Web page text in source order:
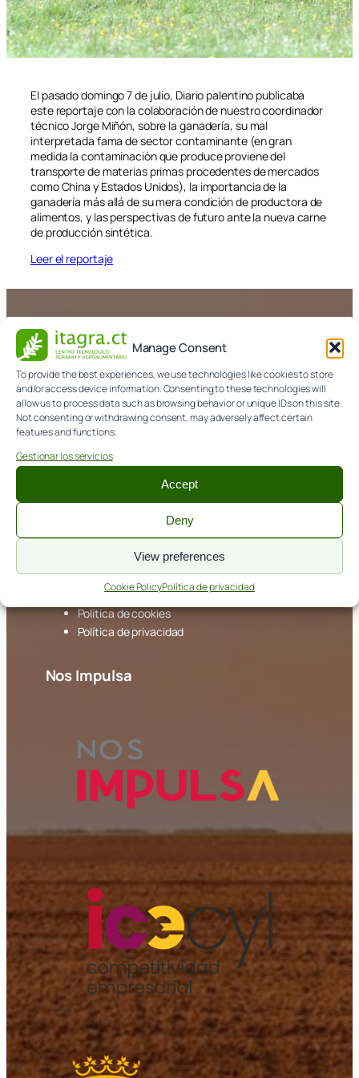
Manage Consent
To provide the best experiences, we use technologies like cookies to store
and/or access device information. Consenting to these technologies will
allow us to process data such as browsing behavior or unique IDs on this site.
Not consenting or withdrawing consent, may adversely affect certain
features and functions.
Gestionar los servicios
Accept
Deny
View preferences
Cookie PolicyPolítica de privacidad
El pasado domingo 7 de julio, Diario palentino publicaba
este reportaje con la colaboración de nuestro coordinador
técnico Jorge Miñón, sobre la ganadería, su mal
interpretada fama de sector contaminante (en gran
medida la contaminación que produce proviene del
transporte de materias primas procedentes de mercados
como China y Estados Unidos), la importancia de la
ganadería más allá de su mera condición de productora de
alimentos, y las perspectivas de futuro ante la nueva carne
de producción sintética.
Leer el reportaje
11 de julio de 2019
CONTACTA
Aviso legal
Política de cookies
Política de privacidad
Nos Impulsa